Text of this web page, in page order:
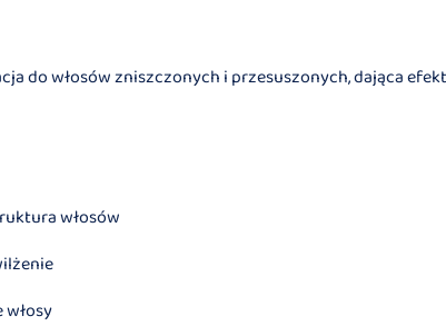
do włosów zniszczonych i przesuszonych, dająca
włosów